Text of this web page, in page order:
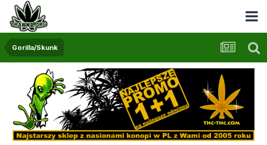
Gorilla/Skunk